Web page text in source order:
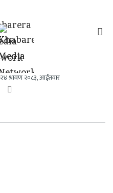
२४ श्रावण २०८३, आईतवार